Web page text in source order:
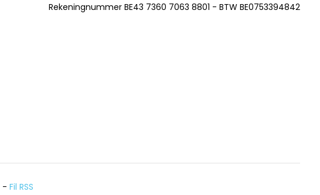
Rekeningnummer BE43 7360 7063 8801 - BTW BE0753394842
- Fil RSS